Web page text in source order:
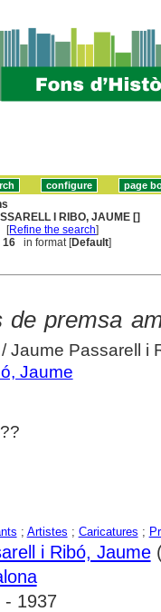
I RIBO, JAUME []
[Refine the search]
16 in format [Default]
de premsa
/ Jaume Passarell i
Jaume
; Artistes ; Caricatures ;
i Ribó, Jaume
- 1937